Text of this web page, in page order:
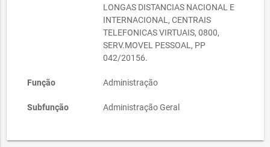
LONGAS DISTANCIAS NACIONAL E
INTERNACIONAL, CENTRAIS
TELEFONICAS VIRTUAIS, 0800,
SERV.MOVEL PESSOAL, PP
042/20156.
Função Administração
Subfunção Administração Geral